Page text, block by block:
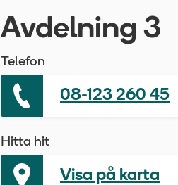
Avdelning 3
Telefon
08-123 260 45
Hitta hit
Visa på karta